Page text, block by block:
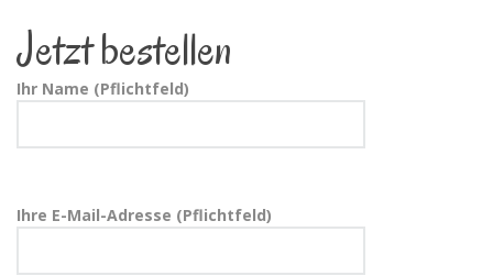
Jetzt bestellen
Ihr Name (Pflichtfeld)
Ihre E-Mail-Adresse (Pflichtfeld)